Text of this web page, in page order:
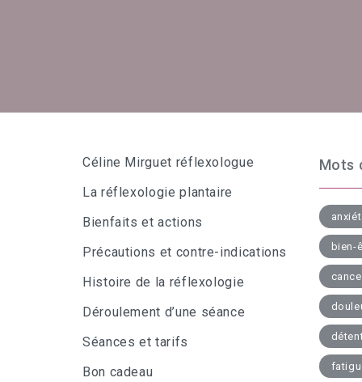
Céline Mirguet réflexologue
La réflexologie plantaire
Bienfaits et actions
Précautions et contre-indications
Histoire de la réflexologie
Déroulement d’une séance
Séances et tarifs
Bon cadeau
Mots
bien-